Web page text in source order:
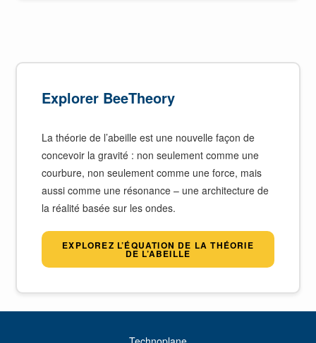
Explorer BeeTheory
La théorie de l’abeille est une nouvelle façon de
concevoir la gravité : non seulement comme une
courbure, non seulement comme une force, mais
aussi comme une résonance – une architecture de
la réalité basée sur les ondes.
EXPLOREZ L’ÉQUATION DE LA THÉORIE
DE L’ABEILLE